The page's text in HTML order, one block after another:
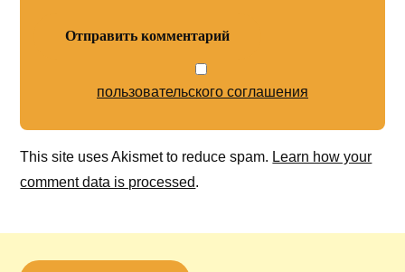
пользовательского соглашения
This site uses Akismet to reduce spam. Learn how your
comment data is processed.